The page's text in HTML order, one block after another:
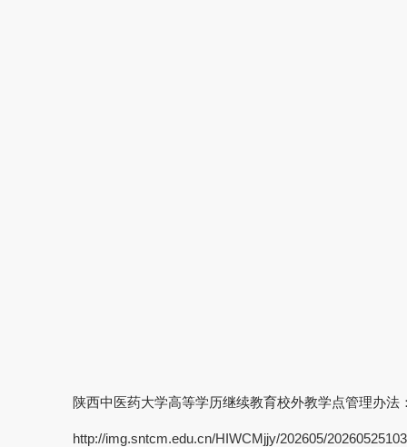
陕西中医药大学高等学历继续教育校外教学点管理办法
http://img.sntcm.edu.cn/HIWCMjjy/202605/